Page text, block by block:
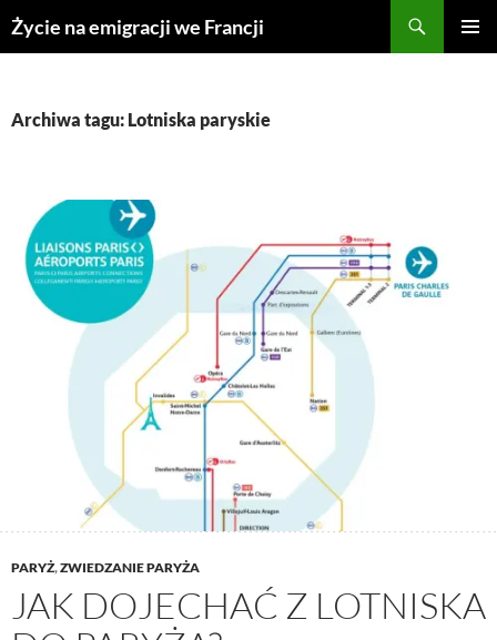
Przejdź
doŻycie na emigracji we Francji
Archiwa tagu: Lotniska paryskie
PARYŻ,ZWIEDZANIE PARYŻA
JAK DOJECHAĆ Z LOTNISKA